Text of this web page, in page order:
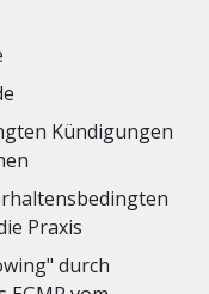
Kündigungen
Praxis
durch